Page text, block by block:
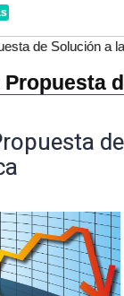
de Solución a
Propuesta